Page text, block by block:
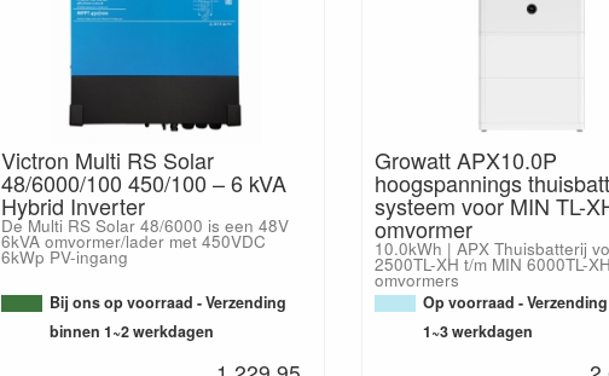
Victron Multi RS Solar
48/6000/100 450/100 – 6 kVA
Hybrid Inverter
De Multi RS Solar 48/6000 is een 48V
6kVA omvormer/lader met 450VDC
6kWp PV-ingang
Bij ons op voorraad - Verzending
binnen 1~2 werkdagen
Growatt APX10.0P
hoogspannings
systeem voor MIN TL-
omvormer
10.0kWh | APX Thuisbatterij
2500TL-XH t/m MIN 6000TL-XH
omvormers
Op voorraad -
1~3 werkdagen